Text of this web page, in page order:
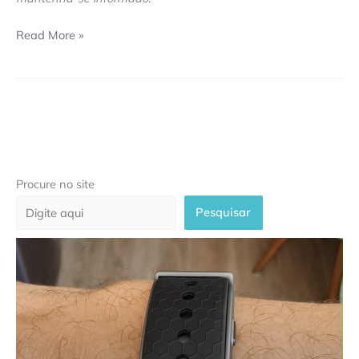
Read More »
Procure no site
Pesquisar